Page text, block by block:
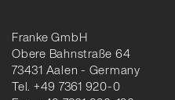
Franke GmbH
Obere Bahnstraße 64
73431 Aalen - Germany
Tel. +49 7361 920-0